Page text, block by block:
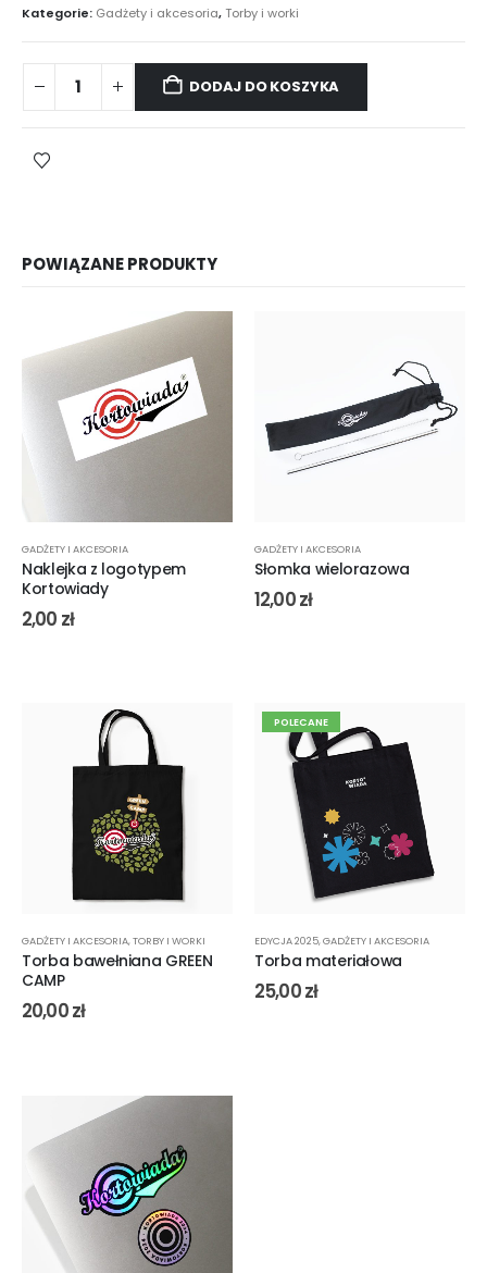
Kategorie: Gadżety i akcesoria,Torby i worki
quantity
DODAJ DO KOSZYKA
POWIĄZANE PRODUKTY
GADŻETY I AKCESORIA
Naklejka z logotypem
Kortowiady
2,00 zł
GADŻETY I AKCESORIA
Słomka wielorazowa
12,00zł
GADŻETY I AKCESORIA,TORBY I WORKI
Torba bawełniana GREEN
CAMP
20,00zł
POLECANE
EDYCJA 2025,GADŻETY I AKCESORIA
Torba materiałowa
25,00zł